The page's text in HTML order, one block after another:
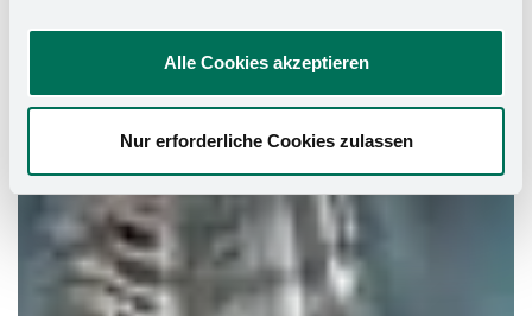
Alle Cookies akzeptieren
Nur erforderliche Cookies zulassen